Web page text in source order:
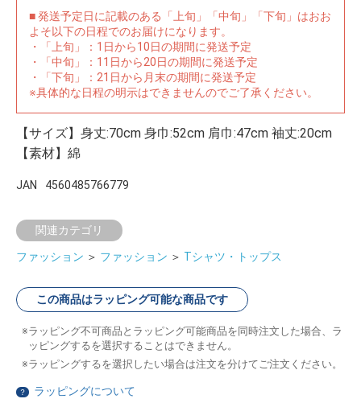
■ 発送予定日に記載のある「上旬」「中旬」「下旬」はおお
よそ以下の日程でのお届けになります。
・「上旬」：1日から10日の期間に発送予定
・「中旬」：11日から20日の期間に発送予定
・「下旬」：21日から月末の期間に発送予定
※具体的な日程の明示はできませんのでご了承ください。
【サイズ】身丈:70cm 身巾:52cm 肩巾:47cm 袖丈:20cm
【素材】綿
JAN 4560485766779
関連カテゴリ
ファッション ＞ ファッション ＞ Tシャツ・トップス
この商品はラッピング可能な商品です
ラッピング不可商品とラッピング可能商品を同時注文した場合、ラ
ッピングするを選択することはできません。
ラッピングするを選択したい場合は注文を分けてご注文ください。
？ ラッピングについて